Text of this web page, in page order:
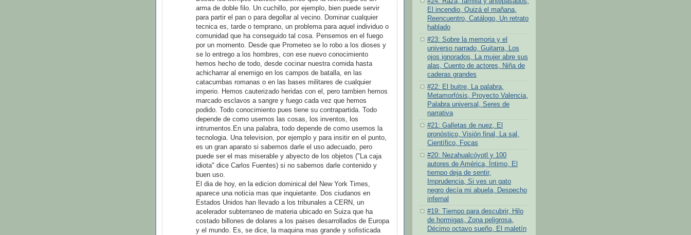
arma de doble filo. Un cuchillo, por ejemplo, bien puede servir
para partir el pan o para degollar al vecino. Dominar cualquier
tecnica es, tarde o temprano, un problema para aquel individuo o
comunidad que ha conseguido tal cosa. Pensemos en el fuego
por un momento. Desde que Prometeo se lo robo a los dioses y
se lo entrego a los hombres, con ese nuevo conocimiento
hemos hecho de todo, desde cocinar nuestra comida hasta
achicharrar al enemigo en los campos de batalla, en las
catacumbas romanas o en las bases militares de cualquier
imperio. Hemos cauterizado heridas con el, pero tambien hemos
marcado esclavos a sangre y fuego cada vez que hemos
podido. Todo conocimiento pues tiene su contrapartida. Todo
depende de como usemos las cosas, los inventos, los
intrumentos.En una palabra, todo depende de como usemos la
tecnologia. Una television, por ejemplo y para insitir en el punto,
es un gran aparato si sabemos darle el uso adecuado, pero
puede ser el mas miserable y abyecto de los objetos ("La caja
idiota" dice Carlos Fuentes) si no sabemos darle contenido y
buen uso.
El dia de hoy, en la edicion dominical del New York Times,
aparece una noticia mas que inquietante. Dos ciudanos en
Estados Unidos han llevado a los tribunales a CERN, un
acelerador subterraneo de materia ubicado en Suiza que ha
costado billones de dolares a los paises desarrollados de Europa
y el mundo. Es, se dice, la maquina mas grande y sofisticada
El incendio, Quizá el mañana,
Reencuentro, Catálogo, Un retrato
hablado
#23: Sobre la memoria y el
universo narrado, Guitarra, Los
ojos ignorados, La mujer abre sus
alas, Cuento de actores, Niña de
caderas grandes
#22: El buitre, La palabra,
Metamorfósis, Proyecto Valencia,
Palabra universal, Seres de
narrativa
#21: Galletas de nuez, El
pronóstico, Visión final, La sal,
Científico, Focas
#20: Nezahualcóyotl y 100
autores de América, Íntimo, El
tiempo deja de sentir,
Imprudencia, Si ves un gato
negro decía mi abuela, Despecho
infernal
#19: Tiempo para descubrir, Hilo
de hormigas, Zona peligrosa,
Décimo octavo sueño, El maletín